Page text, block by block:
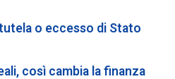
o eccesso di Stato
così cambia la finanza